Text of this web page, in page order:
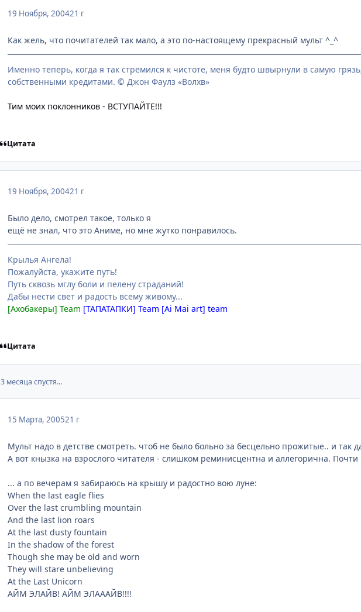
19 Ноября, 200421 г
Как жель, что почитателей так мало, а это по-настоящему прекрасный мульт ^_^
Именно теперь, когда я так стремился к чистоте, меня будто швырнули в самую
собственными кредитами. © Джон Фаулз «Волхв»
Тим моих поклонников - ВСТУПАЙТЕ!!!
Цитата
19 Ноября, 200421 г
Было дело, смотрел такое, только я
ещё не знал, что это Аниме, но мне жутко понравилось.
Крылья Ангела!
Пожалуйста, укажите путь!
Путь сквозь мглу боли и пелену страданий!
Дабы нести свет и радость всему живому...
[Ахобакеры] Team [ТАПАТАПКИ] Team [Ai Mai art] team
Цитата
3 месяца спустя...
15 Марта, 200521 г
Мульт надо в детстве смотреть. чтоб не было больно за бесцельно прожитые.. и так
А вот кнызка на взрослого читателя - слишком реминисцентна и аллегорична. Почти
... а по вечерам я забираюсь на крышу и радостно вою луне:
When the last eagle flies
Over the last crumbling mountain
And the last lion roars
At the last dusty fountain
In the shadow of the forest
Though she may be old and worn
They will stare unbelieving
At the Last Unicorn
АЙМ ЭЛАЙВ! АЙМ ЭЛАААЙВ!!!!